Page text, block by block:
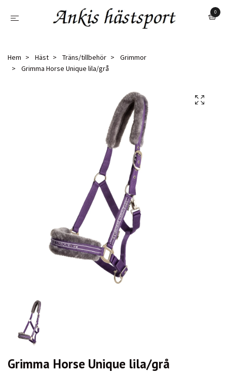
0
Hem Häst Träns/tillbehör
Grimmor
Grimma Horse Unique lila/grå
Grimma Horse Unique lila/grå